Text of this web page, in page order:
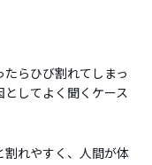
たらひび割れてしまっ
してよく聞くケース
れやすく、人間が体